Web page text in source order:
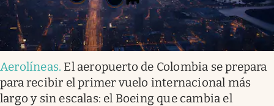
Aerolíneas. El aeropuerto de Colombia se prepara
para recibir el primer vuelo internacional más
largo y sin escalas: el Boeing que cambia el